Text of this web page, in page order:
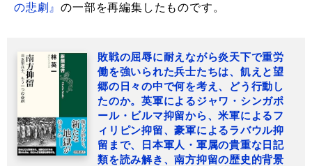
の悲劇』の一部を再編集したものです。
敗戦の屈辱に耐えながら炎天下で重労
働を強いられた兵士たちは、飢えと望
郷の日々の中で何を考え、どう行動し
たのか。英軍によるジャワ・シンガポ
ール・ビルマ抑留から、米軍によるフ
ィリピン抑留、豪軍によるラバウル抑
留まで、日本軍人・軍属の貴重な日記
類を読み解き、南方抑留の歴史的背景